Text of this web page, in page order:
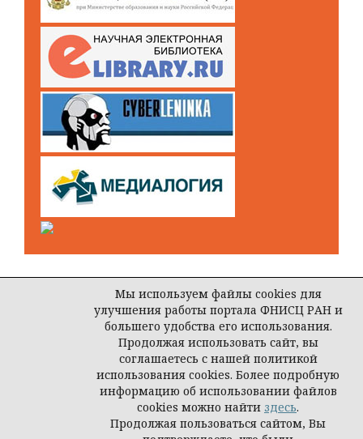
Open Journal Systems
© ООО Редакция журнала «Власть»
Мы используем файлы cookies для
улучшения работы портала ФНИСЦ РАН и
большего удобства его использования.
Продолжая использовать сайт, вы
соглашаетесь с нашей политикой
использования cookies. Более подробную
информацию об использовании файлов
cookies можно найти здесь.
Продолжая пользоваться сайтом, Вы